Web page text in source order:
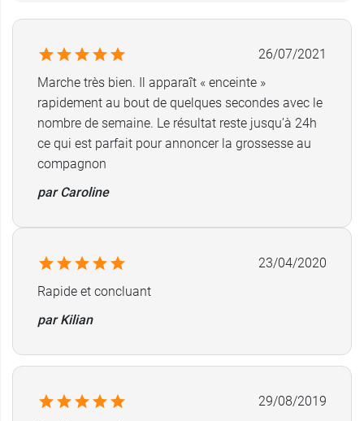
26/07/2021
Marche très bien. Il apparaît « enceinte »
rapidement au bout de quelques secondes avec le
nombre de semaine. Le résultat reste jusqu’à 24h
ce qui est parfait pour annoncer la grossesse au
compagnon
par Caroline
23/04/2020
Rapide et concluant
par Kilian
29/08/2019